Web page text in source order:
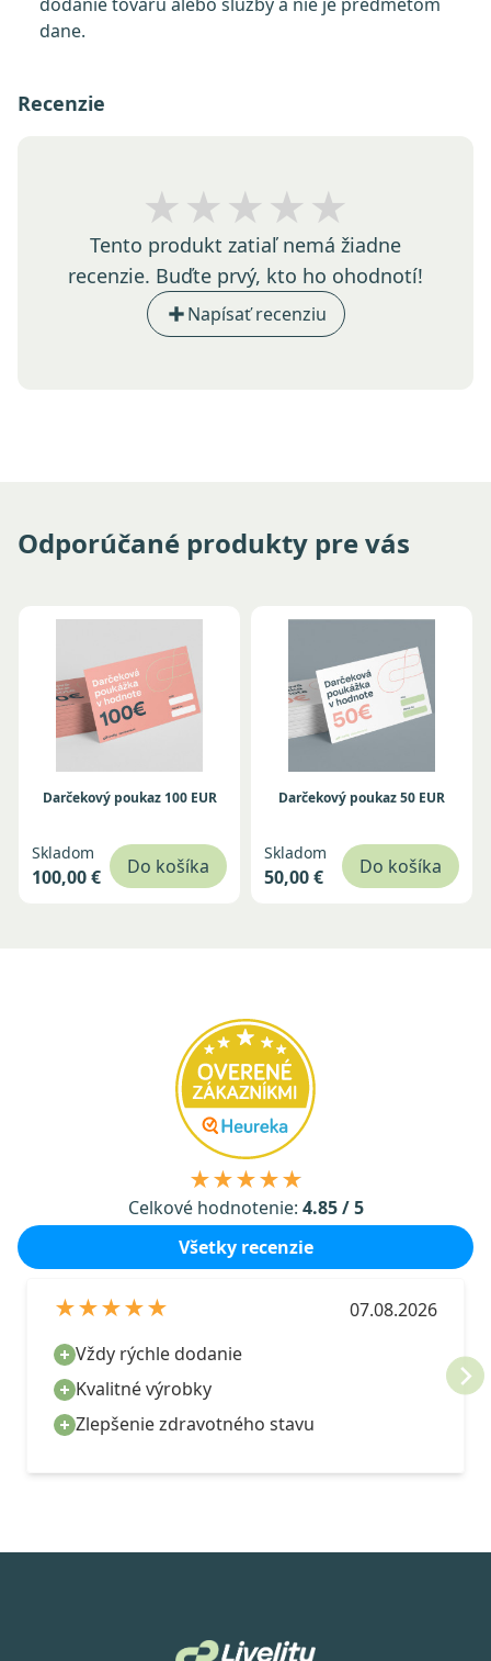
dodanie tovaru alebo služby a nie je predmetom
dane.
Recenzie
★★★★★
Tento produkt zatiaľ nemá žiadne
recenzie. Buďte prvý, kto ho ohodnotí!
Napísať recenziu
Odporúčané produkty pre vás
Darčekový poukaz 100 EUR
Skladom
100,00 € Do košíka
Darčekový poukaz 50 EUR
Skladom
50,00 € Do košíka
★★★★★
Celkové hodnotenie: 4.85 / 5
Všetky recenzie
★★★★★
07.08.2026
Vždy rýchle dodanie
Kvalitné výrobky
Zlepšenie zdravotného stavu